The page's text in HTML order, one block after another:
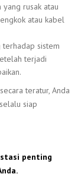
yang rusak atau
atau kabel
terhadap sistem
terjadi
teratur, Anda
siap
penting